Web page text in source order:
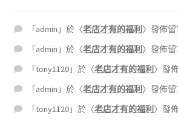
「admin 」於〈老店才有的福利 〉發佈
「admin 」於〈老店才有的福利 〉發佈
「tony1120 」於〈老店才有的福利 〉發
「admin 」於〈老店才有的福利 〉發佈
「tony1120 」於〈老店才有的福利 〉發